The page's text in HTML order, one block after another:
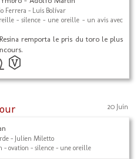
Ferrera - Luis Bolívar
- silence - une oreille - un avis avec
remporta le pris du toro le plus
20 Juin
- Julien Miletto
- ovation - silence - une oreille